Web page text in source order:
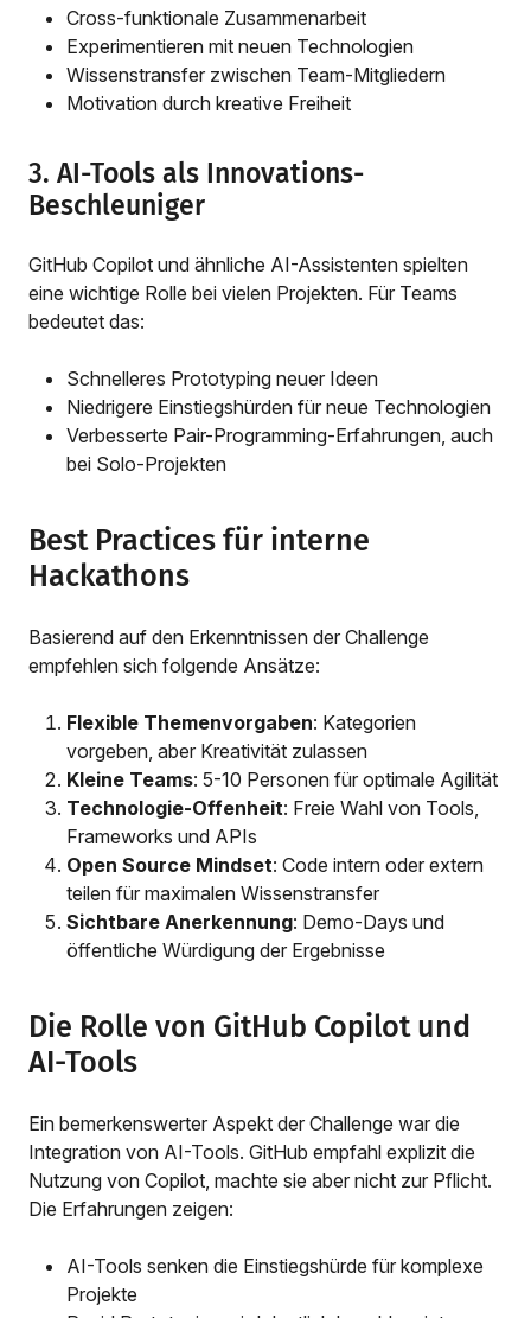
Cross-funktionale Zusammenarbeit
Experimentieren mit neuen Technologien
Wissenstransfer zwischen Team-Mitgliedern
Motivation durch kreative Freiheit
3. AI-Tools als Innovations-
Beschleuniger
GitHub Copilot und ähnliche AI-Assistenten spielten
eine wichtige Rolle bei vielen Projekten. Für Teams
bedeutet das:
Schnelleres Prototyping neuer Ideen
Niedrigere Einstiegshürden für neue Technologien
Verbesserte Pair-Programming-Erfahrungen, auch
bei Solo-Projekten
Best Practices für interne
Hackathons
Basierend auf den Erkenntnissen der Challenge
empfehlen sich folgende Ansätze:
Flexible Themenvorgaben: Kategorien
vorgeben, aber Kreativität zulassen
Kleine Teams: 5-10 Personen für optimale Agilität
Technologie-Offenheit: Freie Wahl von Tools,
Frameworks und APIs
Open Source Mindset: Code intern oder extern
teilen für maximalen Wissenstransfer
Sichtbare Anerkennung: Demo-Days und
öffentliche Würdigung der Ergebnisse
Die Rolle von GitHub Copilot und
AI-Tools
Ein bemerkenswerter Aspekt der Challenge war die
Integration von AI-Tools. GitHub empfahl explizit die
Nutzung von Copilot, machte sie aber nicht zur Pflicht.
Die Erfahrungen zeigen:
AI-Tools senken die Einstiegshürde für komplexe
Projekte